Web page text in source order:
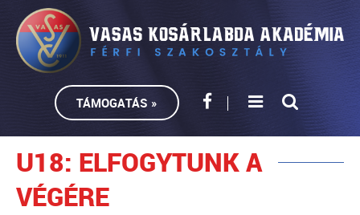
TÁMOGATÁS »
U18: ELFOGYTUNK A
VÉGÉRE